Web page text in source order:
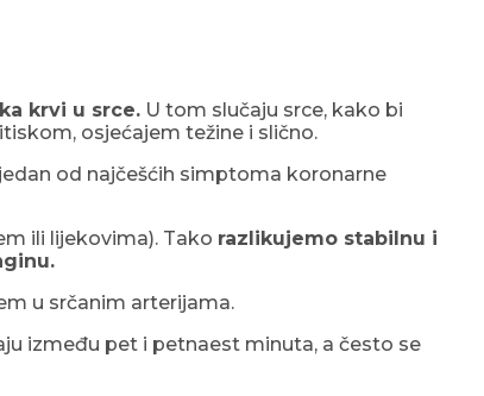
krvi u srce. U tom slučaju srce, kako bi
osjećajem težine i slično.
od najčešćih simptoma koronarne
ili lijekovima). Tako razlikujemo stabilnu i
u srčanim arterijama.
između pet i petnaest minuta, a često se